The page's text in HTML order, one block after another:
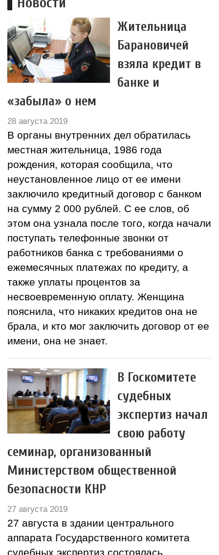
Жительница
Барановичей
взяла кредит в
банке и
«забыла» о нем
28 августа 2019
В органы внутренних дел обратилась
местная жительница, 1986 года
рождения, которая сообщила, что
неустановленное лицо от ее имени
заключило кредитный договор с банком
на сумму 2 000 рублей. С ее слов, об
этом она узнала после того, когда начали
поступать телефонные звонки от
работников банка с требованиями о
ежемесячных платежах по кредиту, а
также уплаты процентов за
несвоевременную оплату. Женщина
пояснила, что никаких кредитов она не
брала, и кто мог заключить договор от ее
имени, она не знает.
В Госкомитете
судебных
экспертиз начал
свою работу
семинар, организованный
Министерством общественной
безопасности КНР
27 августа 2019
27 августа в здании центрального
аппарата Государственного комитета
судебных экспертиз состоялась